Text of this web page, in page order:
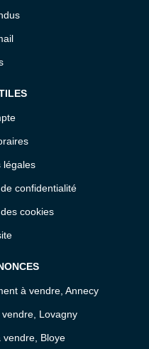
légales
confidentialité
cookies
à vendre, Annecy
vendre, Lovagny
vendre, Bloye